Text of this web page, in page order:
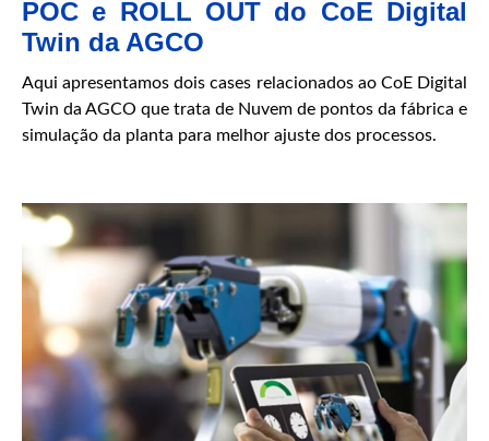
POC e ROLL OUT do CoE Digital
Twin da AGCO
Aqui apresentamos dois cases relacionados ao CoE Digital
Twin da AGCO que trata de Nuvem de pontos da fábrica e
simulação da planta para melhor ajuste dos processos.